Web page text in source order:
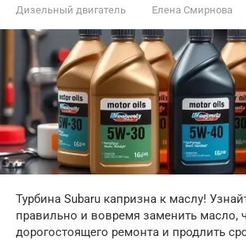
Дизельный двигатель Елена Смирнова
Турбина Subaru капризна к маслу!
правильно и вовремя заменить масло,
дорогостоящего ремонта и продлить